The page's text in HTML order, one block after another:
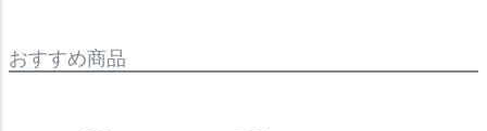
おすすめ商品